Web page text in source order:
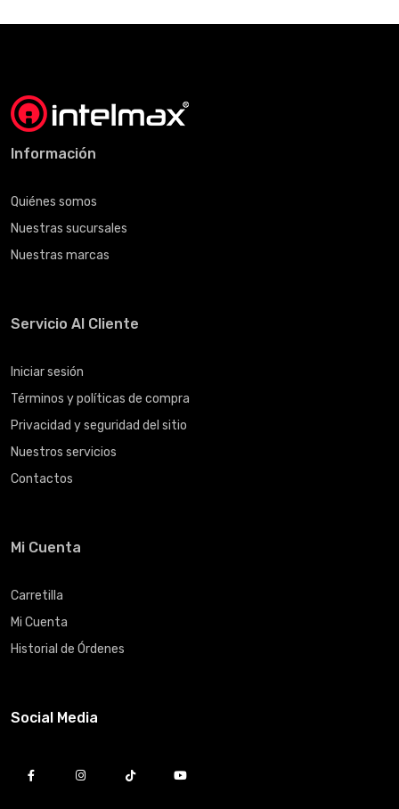
Información
Quiénes somos
Nuestras sucursales
Nuestras marcas
Servicio Al Cliente
Iniciar sesión
Términos y políticas de compra
Privacidad y seguridad del sitio
Nuestros servicios
Contactos
Mi Cuenta
Carretilla
Mi Cuenta
Historial de Órdenes
Social Media